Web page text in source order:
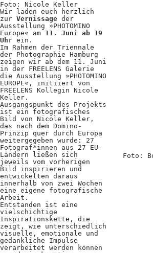
Verband
Fotograf*innen
Regionalgruppen
Projekte und Publikationen
Foundation
Services für
Fotograf*innen
Mitglied werden
Presseausweis
Mein FREELENS
Kooperationen
Wissen A-Z
Foto: Nicole Keller
Wir laden euch herzlich
zur Vernissage der
Ausstellung »PHOTOMINO
Europe« am 11. Juni ab 19
Uh r ein.
Im Rahmen der Triennale
der Photographie Hamburg
zeigen wir ab dem 11. Juni
in der FREELENS Galerie
die Ausstellung »PHOTOMINO
EUROPE«, initiiert von
FREELENS Kollegin Nicole
Keller.
Ausgangspunkt des Projekts
ist ein fotografisches
Bild von Nicole Keller,
das nach dem Domino-
Prinzip quer durch Europa
weitergegeben wurde: 27
Fotograf*innen aus 27 EU-
Ländern ließen sich
jeweils vom vorherigen
Bild inspirieren und
entwickelten daraus
innerhalb von zwei Wochen
eine eigene fotografische
Arbeit.
Entstanden ist eine
vielschichtige
Inspirationskette, die
zeigt, wie unterschiedlich
visuelle, emotionale und
gedankliche Impulse
verarbeitet werden können
Foto: